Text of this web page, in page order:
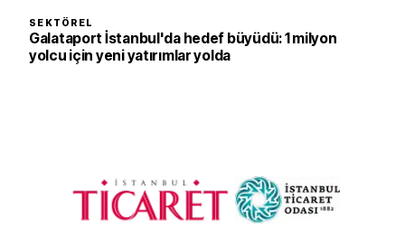
SEKTÖREL
Galataport İstanbul'da hedef büyüdü: 1 milyon
yolcu için yeni yatırımlar yolda